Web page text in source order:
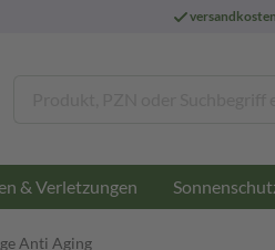
& Verletzungen
Anti Aging